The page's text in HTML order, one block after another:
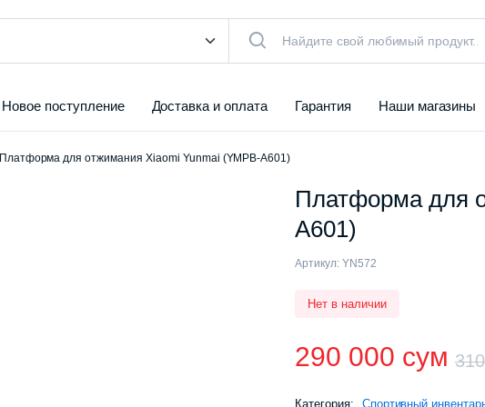
Новое поступление Доставка и оплата Гарантия Наши магазины
Платформа для отжимания Xiaomi Yunmai (YMPB-A601)
Платформа для
A601)
Артикул: YN572
Нет в наличии
290 000 сум
Категория: Спортивный